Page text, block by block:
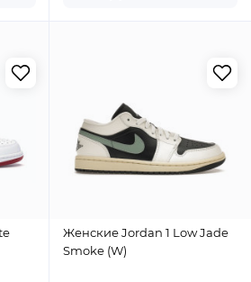
Женские Jordan 1 Low Jade
Smoke (W)